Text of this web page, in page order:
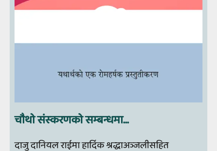
चौथो संस्करणको सम्बन्धमा...
दाजु दानियल राईमा हार्दिक श्रद्धाअञ्‍जलीसहित